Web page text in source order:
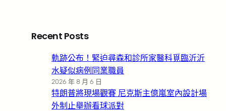
Recent Posts
軌跡公布！緊迫尋森和診所家醫科覓臨沂沂
水疑似病例同業職員
2026 年 8 月 6 日
特朗普將現場觀賽 尼克斯主億嵐室內設計場
外制止舉辦看球派對